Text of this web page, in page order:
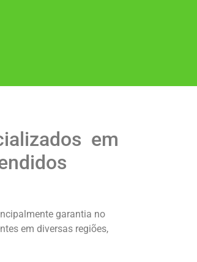
em
garantia no
em diversas regiões,